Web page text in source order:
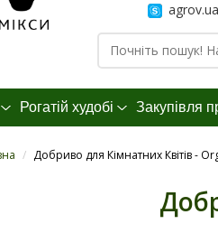
Рогатій худобі Закупівля
/ Добриво для Кімнатних Квітів -